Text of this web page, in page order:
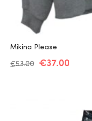
Mikina Please
€53.00 €37.00